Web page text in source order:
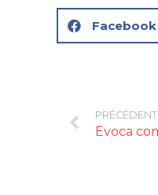
Facebook
PRÉCÉDENT